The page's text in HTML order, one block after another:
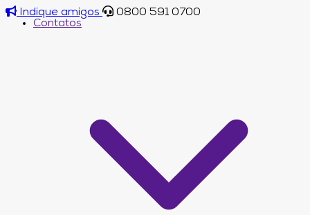
Indique amigos
0800 591 0700
Contatos